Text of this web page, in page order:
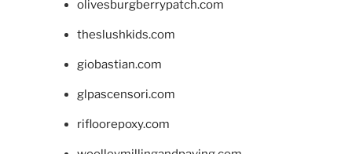
olivesburgberrypatch.com
theslushkids.com
giobastian.com
glpascensori.com
rifloorepoxy.com